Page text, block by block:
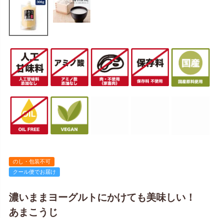
のし・包装不可
クール便でお届け
濃いままヨーグルトにかけても美味しい！
あまこうじ